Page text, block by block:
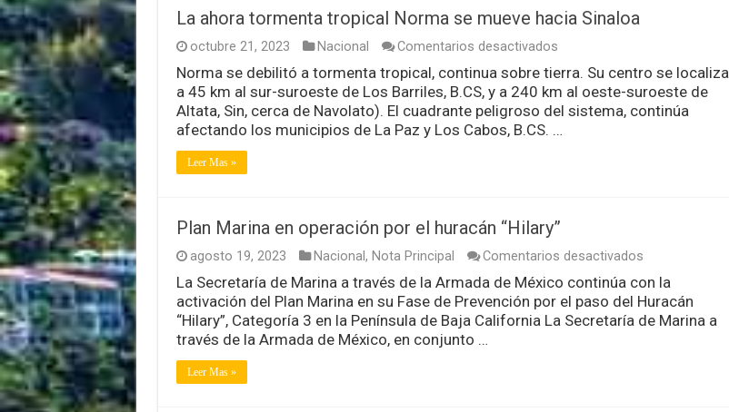
Fin
La ahora tormenta tropical Norma se mueve hacia Sinaloa
octubre 21, 2023 Nacional Comentarios desactivadosen
ahora
tormenta
tropical
se
Norma se debilitó a tormenta tropical, continua sobre tierra. Su centro se localiza
a 45 km al sur-suroeste de Los Barriles, B.CS, y a 240 km al oeste-suroeste de
Altata, Sin, cerca de Navolato). El cuadrante peligroso del sistema, continúa
afectando los municipios de La Paz y Los Cabos, B.CS. …
Leer Mas »
Plan Marina en operación por el huracán “Hilary”
agosto 19, 2023 Nacional , Nota Principal Comentarios desactivadosen
Marina
en
operación
La Secretaría de Marina a través de la Armada de México continúa con la
activación del Plan Marina en su Fase de Prevención por el paso del Huracán
“Hilary”, Categoría 3 en la Península de Baja California La Secretaría de Marina a
través de la Armada de México, en conjunto …
Leer Mas »